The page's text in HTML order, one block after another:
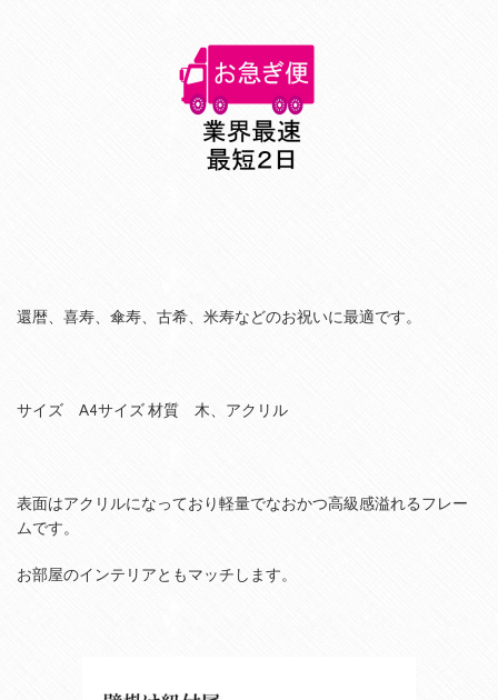
還暦、喜寿、傘寿、古希、米寿などのお祝いに最適です。
サイズ A4サイズ 材質 木、アクリル
表面はアクリルになっており軽量でなおかつ高級感溢れるフレー
ムです。
お部屋のインテリアともマッチします。